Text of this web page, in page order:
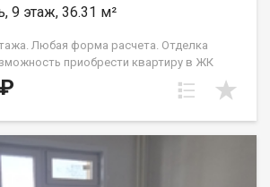
9 этаж, 36.31 м²
Любая форма расчета. Отделка
приобрести квартиру в ЖК
ипотеку сбербанк, со ставкой 4.5 % на
Совкомбанк 3.9% на весь срок кредита.